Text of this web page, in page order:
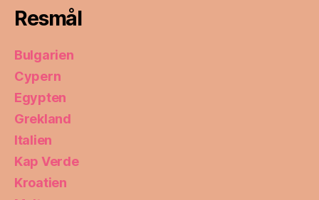
Resmål
Bulgarien
Cypern
Egypten
Grekland
Italien
Kap Verde
Kroatien